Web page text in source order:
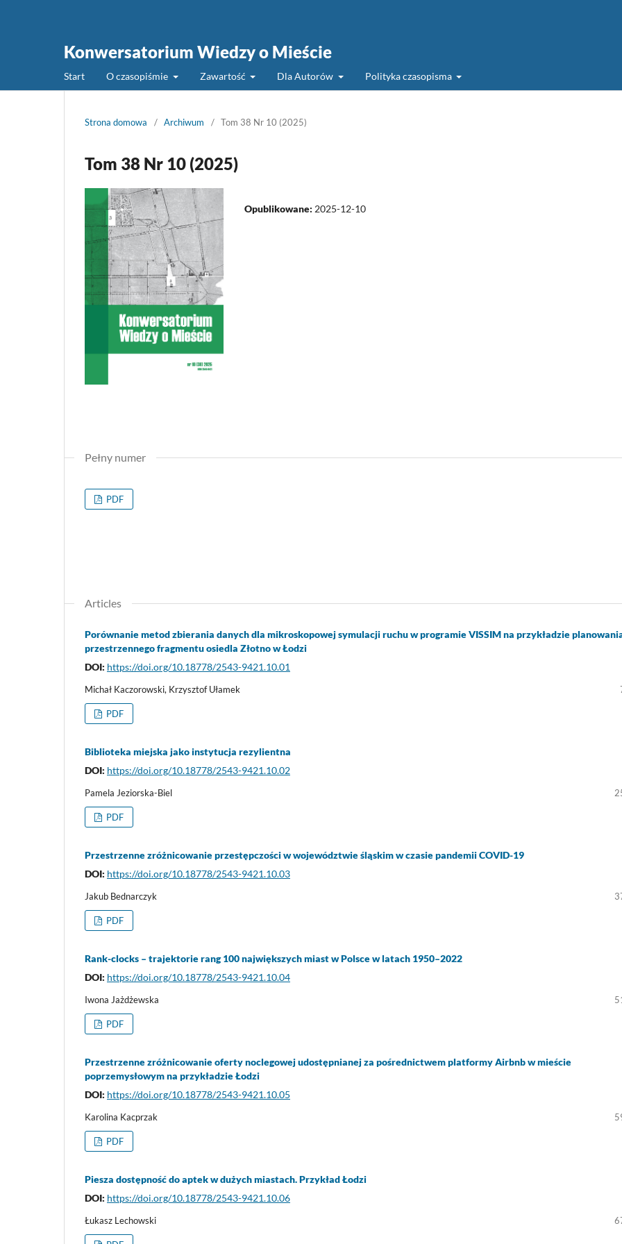
Konwersatorium Wiedzy o Mieście
Start O czasopiśmie Zawartość Dla Autorów Polityka czasopisma
Strona domowa / Archiwum / Tom 38 Nr 10 (2025)
Tom 38 Nr 10 (2025)
Opublikowane: 2025-12-10
Pełny numer
PDF
Articles
Porównanie metod zbierania danych dla mikroskopowej symulacji ruchu w programie VISSIM na przykładzie
przestrzennego fragmentu osiedla Złotno w Łodzi
DOI: https://doi.org/10.18778/2543-9421.10.01
Michał Kaczorowski, Krzysztof Ułamek
PDF
Biblioteka miejska jako instytucja rezylientna
DOI: https://doi.org/10.18778/2543-9421.10.02
Pamela Jeziorska-Biel
PDF
Przestrzenne zróżnicowanie przestępczości w województwie śląskim w czasie pandemii COVID-19
DOI: https://doi.org/10.18778/2543-9421.10.03
Jakub Bednarczyk
PDF
Rank-clocks – trajektorie rang 100 największych miast w Polsce w latach 1950–2022
DOI: https://doi.org/10.18778/2543-9421.10.04
Iwona Jażdżewska
PDF
Przestrzenne zróżnicowanie oferty noclegowej udostępnianej za pośrednictwem platformy Airbnb w mieście
poprzemysłowym na przykładzie Łodzi
DOI: https://doi.org/10.18778/2543-9421.10.05
Karolina Kacprzak
PDF
Piesza dostępność do aptek w dużych miastach. Przykład Łodzi
DOI: https://doi.org/10.18778/2543-9421.10.06
Łukasz Lechowski